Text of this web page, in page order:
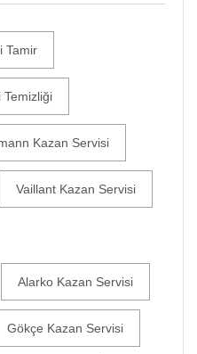
Tamir
Temizliği
Kazan Servisi
Vaillant Kazan Servisi
Alarko Kazan Servisi
Gökçe Kazan Servisi